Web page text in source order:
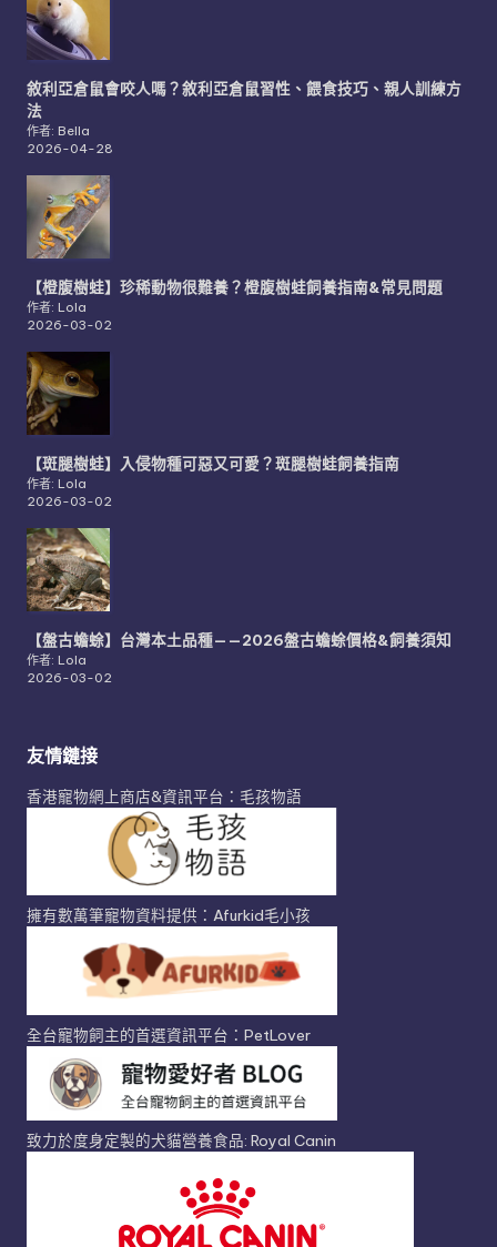
敘利亞倉鼠會咬人嗎？敘利亞倉鼠習性、餵食技巧、親人訓練方
法
作者: Bella
2026-04-28
【橙腹樹蛙】珍稀動物很難養？橙腹樹蛙飼養指南&常見問題
作者: Lola
2026-03-02
【斑腿樹蛙】入侵物種可惡又可愛？斑腿樹蛙飼養指南
作者: Lola
2026-03-02
【盤古蟾蜍】台灣本土品種——2026盤古蟾蜍價格&飼養須知
作者: Lola
2026-03-02
友情鏈接
香港寵物網上商店&資訊平台：毛孩物語
擁有數萬筆寵物資料提供：Afurkid毛小孩
全台寵物飼主的首選資訊平台：PetLover
致力於度身定製的犬貓營養食品: Royal Canin